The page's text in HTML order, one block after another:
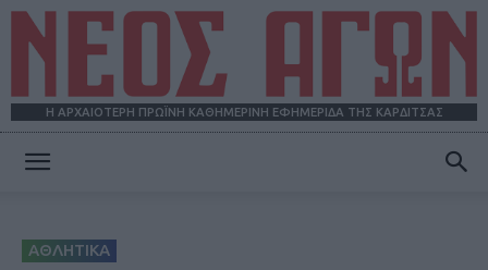
Η ΑΡΧΑΙΟΤΕΡΗ ΠΡΩΪΝΗ ΚΑΘΗΜΕΡΙΝΗ ΕΦΗΜΕΡΙΔΑ ΤΗΣ ΚΑΡΔΙΤΣΑΣ
ΑΘΛΗΤΙΚΑ